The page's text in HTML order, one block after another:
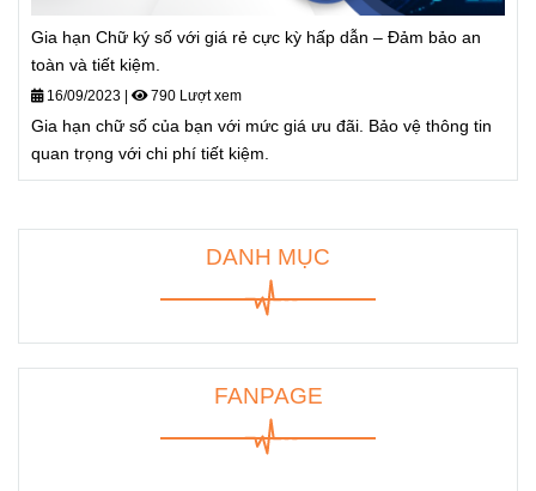
Gia hạn Chữ ký số với giá rẻ cực kỳ hấp dẫn – Đảm bảo an
toàn và tiết kiệm.
16/09/2023 790 Lượt xem
Gia hạn chữ số của bạn với mức giá ưu đãi. Bảo vệ thông tin
quan trọng với chi phí tiết kiệm.
DANH MỤC
FANPAGE